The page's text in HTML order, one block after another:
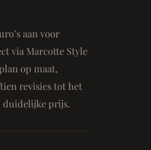
aan voor
via Marcotte Style
op maat,
revisies tot het
duidelijke prijs.